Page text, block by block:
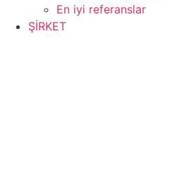
En iyi referanslar
ŞİRKET